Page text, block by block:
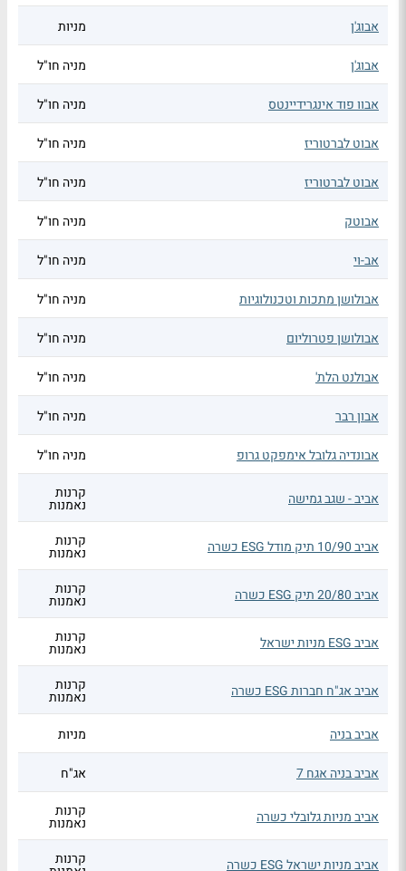
אבוג'ן
מניות
אבוג'ן מניה חו"ל
אבוו פוד אינגרידיינטס מניה חו"ל
אבוט לברטוריז מניה חו"ל
אבוט לברטוריז מניה חו"ל
אבוטק מניה חו"ל
אב-וי מניה חו"ל
אבולושן מתכות וטכנולוגיות מניה חו"ל
אבולושן פטרוליום מניה חו"ל
אבולנט הלת' מניה חו"ל
אבון רבר מניה חו"ל
אבונדיה גלובל אימפקט גרופ מניה חו"ל
אביב - שגב גמישה קרנות
נאמנות
אביב 10/90 תיק מודל ESG כשרה קרנות
נאמנות
אביב 20/80 תיק ESG כשרה קרנות
נאמנות
אביב ESG מניות ישראל קרנות
נאמנות
אביב אג"ח חברות ESG כשרה קרנות
נאמנות
אביב בניה
מניות
אביב בניה אגח 7 אג"ח
אביב מניות גלובלי כשרה קרנות
נאמנות
אביב מניות ישראל ESG כשרה קרנות